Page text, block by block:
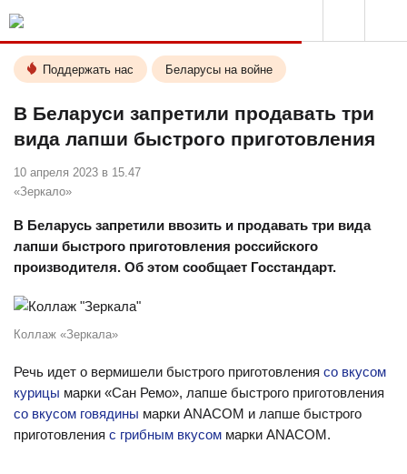
Поддержать нас Беларусы на войне
В Беларуси запретили продавать три
вида лапши быстрого приготовления
10 апреля 2023 в 15.47
«Зеркало»
В Беларусь запретили ввозить и продавать три вида
лапши быстрого приготовления российского
производителя. Об этом сообщает Госстандарт.
Коллаж «Зеркала»
Речь идет о вермишели быстрого приготовления со вкусом
курицы марки «Сан Ремо», лапше быстрого приготовления
со вкусом говядины марки ANACOM и лапше быстрого
приготовления с грибным вкусом марки ANACOM.